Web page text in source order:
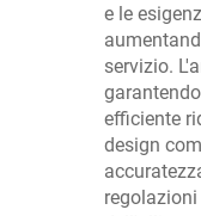
e le
servizio.
efficiente
design